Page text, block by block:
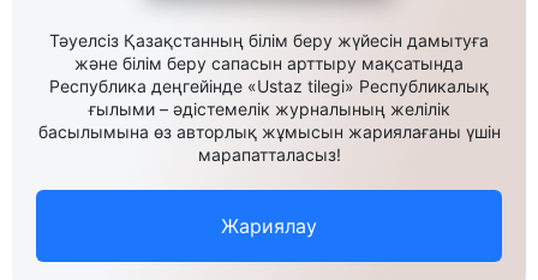
Тәуелсіз Қазақстанның білім беру жүйесін дамытуға
және білім беру сапасын арттыру мақсатында
Республика деңгейінде «Ustaz tilegi» Республикалық
ғылыми – әдістемелік журналының желілік
басылымына өз авторлық жұмысын жариялағаны үшін
марапатталасыз!
Жариялау